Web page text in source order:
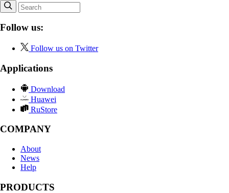
Follow us:
Follow us on Twitter
Applications
Download
Huawei
RuStore
COMPANY
About
News
Help
PRODUCTS